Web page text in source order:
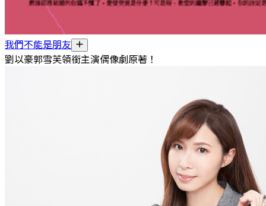
我們不能是朋友
劉以豪郭雪芙領銜主演偶像劇原著！